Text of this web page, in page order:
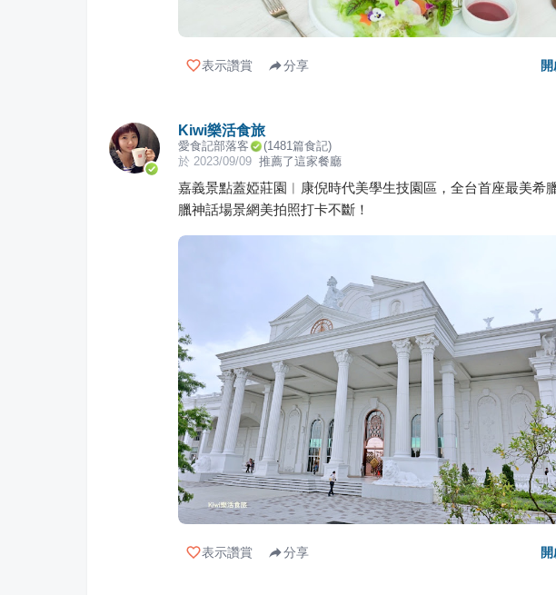
表示讚賞 分享
Kiwi樂活食旅
愛食記部落客 (1481 篇食記)
於 2023/09/09 推薦了這家餐廳
嘉義景點蓋婭莊園︱康倪時代美學生技園區，全台首座最美希
臘神話場景網美拍照打卡不斷！
表示讚賞 分享